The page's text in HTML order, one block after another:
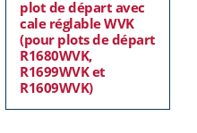
plot de départ avec
cale réglable WVK
(pour plots de départ
R1680WVK,
R1699WVK et
R1609WVK)